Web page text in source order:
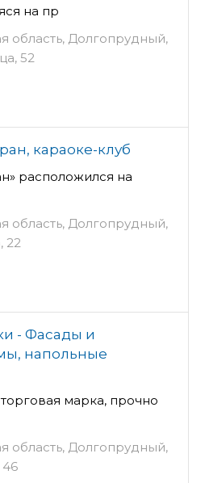
на пр
область, Долгопрудный,
52
караоке-клуб
расположился на
область, Долгопрудный,
22
- Фасады и
напольные
торговая марка, прочно
область, Долгопрудный,
46